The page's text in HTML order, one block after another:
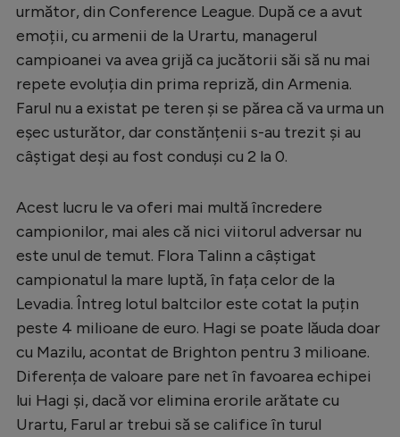
Intră în cont
Creează cont
următor, din Conference League. După ce a avut
emoții, cu armenii de la Urartu, managerul
campioanei va avea grijă ca jucătorii săi să nu mai
repete evoluția din prima repriză, din Armenia.
Farul nu a existat pe teren și se părea că va urma un
eșec usturător, dar constănțenii s-au trezit și au
câștigat deși au fost conduși cu 2 la 0.
Acest lucru le va oferi mai multă încredere
campionilor, mai ales că nici viitorul adversar nu
este unul de temut. Flora Talinn a câștigat
campionatul la mare luptă, în fața celor de la
Levadia. Întreg lotul baltcilor este cotat la puțin
peste 4 milioane de euro. Hagi se poate lăuda doar
cu Mazilu, acontat de Brighton pentru 3 milioane.
Diferența de valoare pare net în favoarea echipei
lui Hagi și, dacă vor elimina erorile arătate cu
Urartu, Farul ar trebui să se califice în turul